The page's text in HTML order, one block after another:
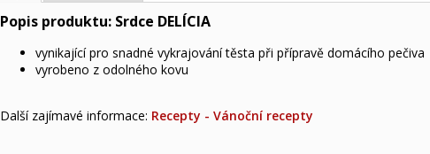
Popis produktu: Srdce DELÍCIA
vynikající pro snadné vykrajování těsta při přípravě domácího pečiva
vyrobeno z odolného kovu
Další zajímavé informace: Recepty - Vánoční recepty